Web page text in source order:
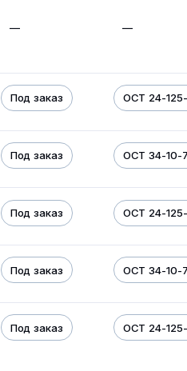
— —
Под заказ ОСТ 24-125-
Под заказ ОСТ 34-10-
Под заказ ОСТ 24-125-
Под заказ ОСТ 34-10-
Под заказ ОСТ 24-125-